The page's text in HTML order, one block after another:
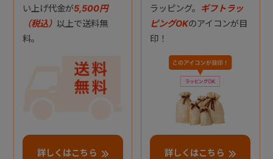
い上げ代金が5,500円
（税込） 以上で送料無
料。
詳しくはこちら
ラッピング。 ギフトラッ
ピングOKのアイコンが目
印！
詳しくはこちら